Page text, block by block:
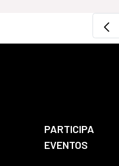
PARTICIPA
EVENTOS